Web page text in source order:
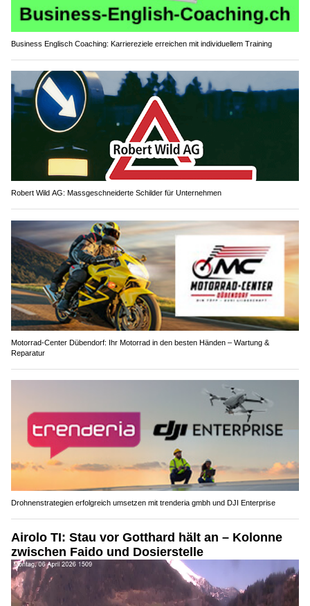
Business Englisch Coaching: Karriereziele erreichen mit individuellem Training
Robert Wild AG: Massgeschneiderte Schilder für Unternehmen
Motorrad-Center Dübendorf: Ihr Motorrad in den besten Händen – Wartung &
Reparatur
Drohnenstrategien erfolgreich umsetzen mit trenderia gmbh und DJI Enterprise
Airolo TI: Stau vor Gotthard hält an – Kolonne
zwischen Faido und Dosierstelle